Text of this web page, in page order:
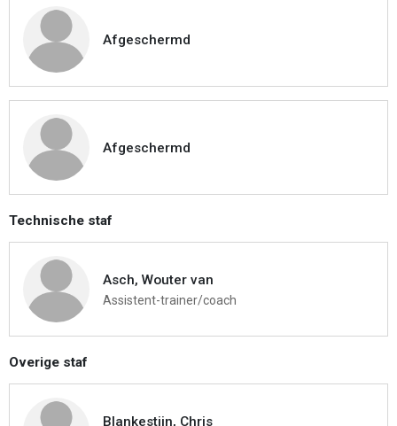
Afgeschermd
Afgeschermd
Technische staf
Asch, Wouter van
Assistent-trainer/coach
Overige staf
Blankestijn, Chris